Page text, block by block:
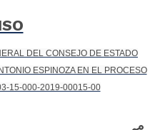
DEL CONSEJO DE ESTADO
ESPINOZA EN EL PROCESO
15-000-2019-00015-00